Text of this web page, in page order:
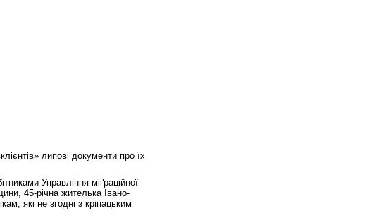
липові документи про їх
Управління міґраційної
45-річна жителька Івано-
які не згодні з кріпацьким